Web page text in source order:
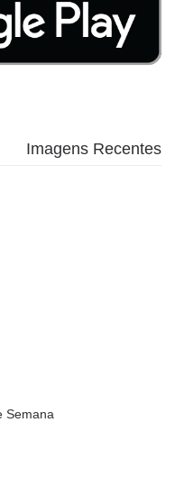
Imagens Recentes
Semana